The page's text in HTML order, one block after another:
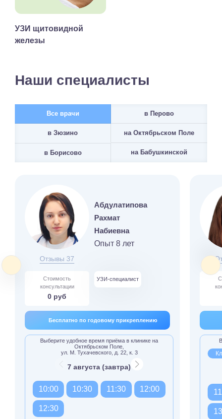
УЗИ щитовидной
железы
Наши специалисты
Все врачи в Перово
в Зюзино на Октябрьском Поле
в Борисово на Бабушкинской
Отзывы 37
Абдулатипова
Рахмат
Набиевна
Опыт 8 лет
Стоимость
консультации
0 руб
УЗИ-специалист
Бесплатно по годовому прикреплению
Выберите удобное время приёма в клинике на
Октябрьском Поле,
ул. М. Тухачевского, д. 22, к. 3
7 августа (завтра)
10:00 10:30 11:30 12:00
12:30